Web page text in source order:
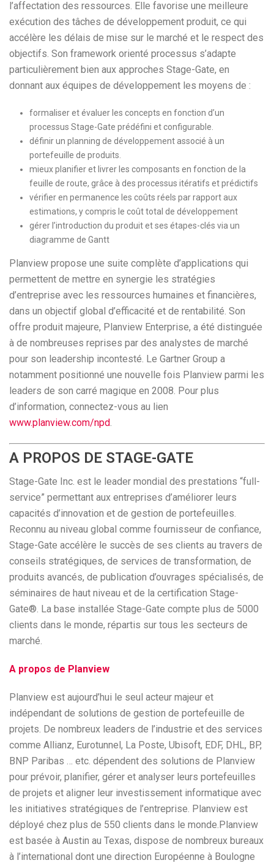
l’affectation des ressources. Elle favorise une meilleure
exécution des tâches de développement produit, ce qui
accélère les délais de mise sur le marché et le respect des
objectifs. Son framework orienté processus s’adapte
particulièrement bien aux approches Stage-Gate, en
donnant aux équipes de développement les moyens de :
formaliser et évaluer les concepts en fonction d’un
processus Stage-Gate prédéfini et configurable.
définir un planning de développement associé à un
portefeuille de produits.
mieux planifier et livrer les composants en fonction de la
feuille de route, grâce à des processus itératifs et prédictifs
vérifier en permanence les coûts réels par rapport aux
estimations, y compris le coût total de développement
gérer l’introduction du produit et ses étapes-clés via un
diagramme de Gantt
Planview propose une suite complète d’applications qui
permettent de mettre en synergie les stratégies
d’entreprise avec les ressources humaines et financières,
dans un objectif global d’efficacité et de rentabilité. Son
offre produit majeure, Planview Enterprise, a été distinguée
à de nombreuses reprises par des analystes de marché
pour son leadership incontesté. Le Gartner Group a
notamment positionné une nouvelle fois Planview parmi les
leaders de son carré magique en 2008. Pour plus
d’information, connectez-vous au lien
www.planview.com/npd.
A PROPOS DE STAGE-GATE
Stage-Gate Inc. est le leader mondial des prestations “full-
service” permettant aux entreprises d’améliorer leurs
capacités d’innovation et de gestion de portefeuilles.
Reconnu au niveau global comme fournisseur de confiance,
Stage-Gate accélère le succès de ses clients au travers de
conseils stratégiques, de services de transformation, de
produits avancés, de publication d’ouvrages spécialisés, de
séminaires de haut niveau et de la certification Stage-
Gate®. La base installée Stage-Gate compte plus de 5000
clients dans le monde, répartis sur tous les secteurs de
marché.
A propos de Planview
Planview est aujourd’hui le seul acteur majeur et
indépendant de solutions de gestion de portefeuille de
projets. De nombreux leaders de l’industrie et des services
comme Allianz, Eurotunnel, La Poste, Ubisoft, EDF, DHL, BP,
BNP Paribas … etc. dépendent des solutions de Planview
pour prévoir, planifier, gérer et analyser leurs portefeuilles
de projets et aligner leur investissement informatique avec
les initiatives stratégiques de l’entreprise. Planview est
déployé chez plus de 550 clients dans le monde.Planview
est basée à Austin au Texas, dispose de nombreux bureaux
à l’international dont une direction Européenne à Boulogne